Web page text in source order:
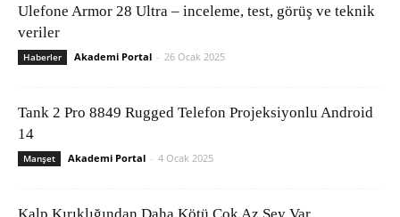
Ulefone Armor 28 Ultra – inceleme, test, görüş ve teknik
veriler
Haberler Akademi Portal - 26 Ocak 2025
Tank 2 Pro 8849 Rugged Telefon Projeksiyonlu Android
14
Manşet Akademi Portal - 4 Ocak 2025